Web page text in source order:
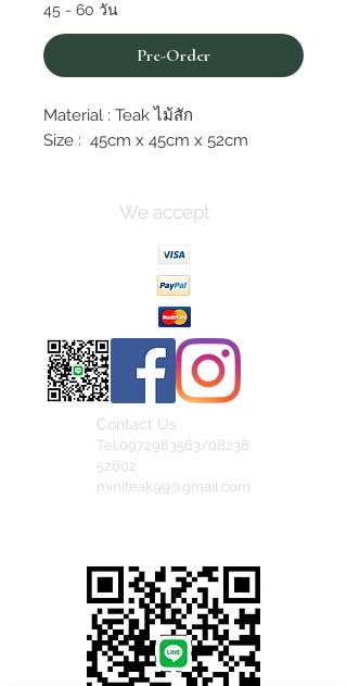
45 - 60 วัน
Pre-Order
Material : Teak ไม้สัก
Size : 45cm x 45cm x 52cm
We accept
Contact Us
Tel.0972983563/08238
52602
miniteak99@gmail.com